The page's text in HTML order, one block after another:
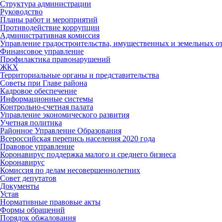
Структура администрации
Руководство
Планы работ и мероприятий
Противодействие коррупции
Административная комиссия
Управление градостроительства, имущественных и земельных
Финансовое управление
Профилактика правонарушений
ЖКХ
Территориальные органы и представительства
Советы при Главе района
Кадровое обеспечение
Информационные системы
Контрольно-счетная палата
Управление экономического развития
Учетная политика
Районное Управление Образования
Всероссийская перепись населения 2020 года
Правовое управление
Коронавирус поддержка малого и среднего бизнеса
Коронавирус
Комиссия по делам несовершеннолетних
Совет депутатов
Документы
Устав
Нормативные правовые акты
Формы обращений
Порядок обжалования